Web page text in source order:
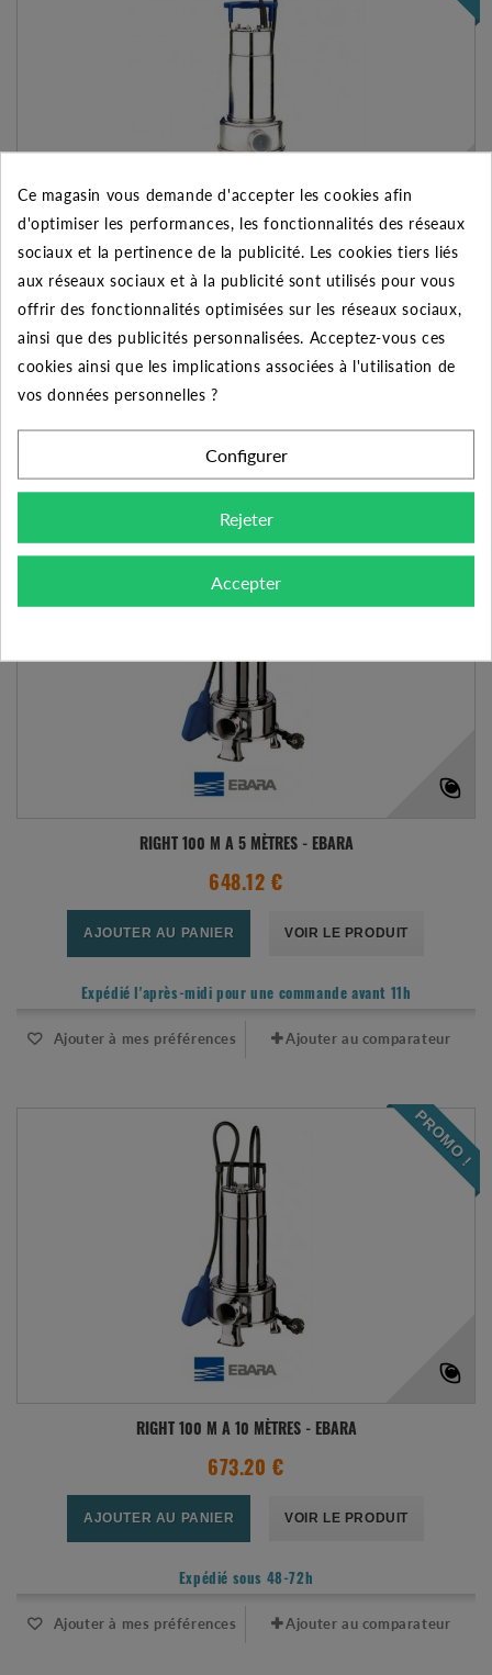
RIGHT 75 T 10 MÈTRES - EBARA
473.09 € 591,36 € -20%
AJOUTER AU PANIER VOIR LE PRODUIT
Ajouter à mes préférences Ajouter au comparateur
PROMO !
RIGHT 100 M A 5 MÈTRES - EBARA
648.12 €
AJOUTER AU PANIER VOIR LE PRODUIT
Expédié l'après-midi pour une commande avant 11h
Ajouter à mes préférences Ajouter au comparateur
PROMO !
RIGHT 100 M A 10 MÈTRES - EBARA
673.20 €
AJOUTER AU PANIER VOIR LE PRODUIT
Expédié sous 48-72h
Ajouter à mes préférences Ajouter au comparateur
Ce magasin vous demande d'accepter les cookies afin
d'optimiser les performances, les fonctionnalités des réseaux
sociaux et la pertinence de la publicité. Les cookies tiers liés
aux réseaux sociaux et à la publicité sont utilisés pour vous
offrir des fonctionnalités optimisées sur les réseaux sociaux,
ainsi que des publicités personnalisées. Acceptez-vous ces
cookies ainsi que les implications associées à l'utilisation de
vos données personnelles ?
Configurer
Rejeter
Accepter